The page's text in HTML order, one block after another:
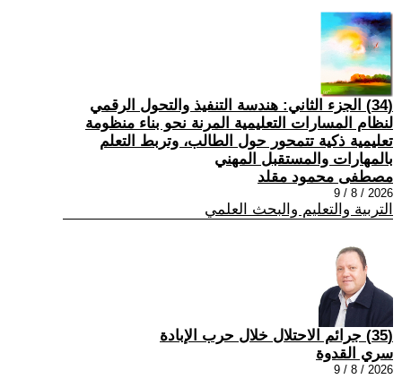
(34) الجزء الثاني: هندسة التنفيذ والتحول الرقمي
لنظام المسارات التعليمية المرنة نحو بناء منظومة
تعليمية ذكية تتمحور حول الطالب، وتربط التعلم
بالمهارات والمستقبل المهني
مصطفى محمود مقلد
2026 / 8 / 9
التربية والتعليم والبحث العلمي
(35) جرائم الاحتلال خلال حرب الإبادة
سري القدوة
2026 / 8 / 9